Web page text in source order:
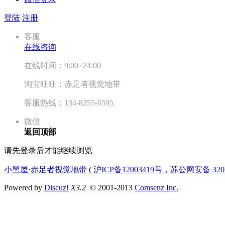
登陆 注册
客服
在线咨询
在线时间：9:00~24:00
淘宝旺旺：赤足者视觉地带
客服热线：134-8255-6595
微信
返回顶部
请先登录后才能继续浏览
小黑屋⋅赤足者视觉地带 ( 沪ICP备12003419号，苏公网安备
Powered by Discuz! X3.2 © 2001-2013 Comsenz Inc.